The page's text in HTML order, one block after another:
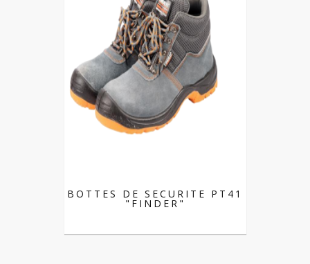
BOTTES DE SECURITE PT41
"FINDER"